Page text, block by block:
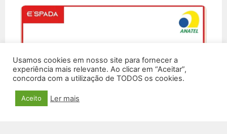
Usamos cookies em nosso site para fornecer a
experiência mais relevante. Ao clicar em “Aceitar”,
concorda com a utilização de TODOS os cookies.
Aceito Ler mais